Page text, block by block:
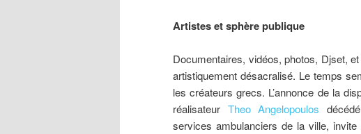
Artistes et sphère publique
Documentaires, vidéos, photos, Djset,
artistiquement désacralisé. Le temps
les créateurs grecs. L’annonce de la
réalisateur Theo Angelopoulos
services ambulanciers de la ville,